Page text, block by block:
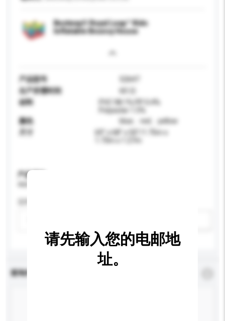
Bestway® Royal Leap™ Kids
Inflatable Bouncy House
产品型号
52647
生产所需时间
60 日
材料
PVC 98.1% PP 0.4%
Polyester 1.5%
颜色
blue、red、yellow
69" x 68" x 50"/1.75m x
产品规格
查询内容
请先输入您的电邮地
址。